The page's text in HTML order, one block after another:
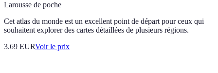
Larousse de poche
Cet atlas du monde est un excellent point de départ pour ceux qui
souhaitent explorer des cartes détaillées de plusieurs régions.
3.69 EURVoir le prix